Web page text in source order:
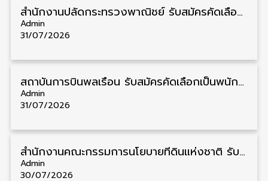
สำนักงานปลัดกระทรวงพาณิชย์ รับสมัครคัดเลือกพนักงานราชการ วุฒิ ปวส./ป.ตรี 11 อัตรา รับสมัคร 10 – 21 สิงหาคม
Admin
31/07/2026
สถาบันการบินพลเรือน รับสมัครคัดเลือกเป็นพนักงาน วุฒิ ป.ตรี/ป.โท/ป.เอก 11 อัตรา รับสมัคร 27 กรกฎาคม – 10 สิงหาคม
Admin
31/07/2026
สำนักงานคณะกรรมการนโยบายที่ดินแห่งชาติ รับสมัครคัดเลือกพนักงานราชการ วุฒิ ป.ตรี 6 อัตรา รับสมัคร 13 กรกฎาคม – 6 สิงหาคม
Admin
30/07/2026